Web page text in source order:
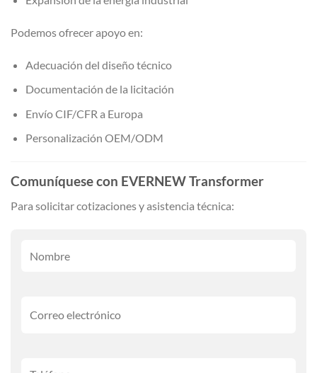
Podemos ofrecer apoyo en:
Adecuación del diseño técnico
Documentación de la licitación
Envío CIF/CFR a Europa
Personalización OEM/ODM
Comuníquese con EVERNEW Transformer
Para solicitar cotizaciones y asistencia técnica: